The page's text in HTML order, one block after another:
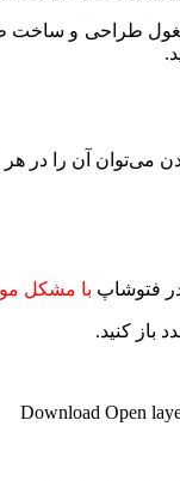
طراحی و ساخت طرح
می‌توان آن را در هر
فتوشاپ با مشکل
باز کنید.
Download Open